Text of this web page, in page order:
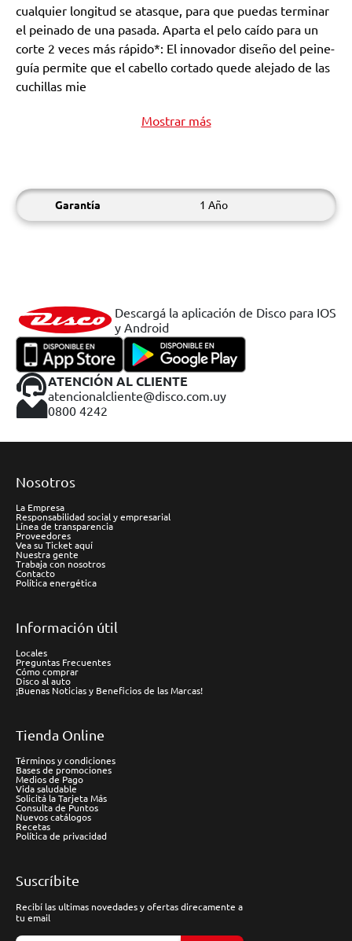
cualquier longitud se atasque, para que puedas terminar
el peinado de una pasada. Aparta el pelo caído para un
corte 2 veces más rápido*: El innovador diseño del peine-
guía permite que el cabello cortado quede alejado de las
cuchillas mie
Mostrar más
Garantía 1 Año
Descargá la aplicación de Disco para IOS
y Android
ATENCIÓN AL CLIENTE
atencionalcliente@disco.com.uy
0800 4242
Nosotros
La Empresa
Responsabilidad social y empresarial
Línea de transparencia
Proveedores
Vea su Ticket aquí
Nuestra gente
Trabaja con nosotros
Contacto
Política energética
Información útil
Locales
Preguntas Frecuentes
Cómo comprar
Disco al auto
¡Buenas Noticias y Beneficios de las Marcas!
Tienda Online
Términos y condiciones
Bases de promociones
Medios de Pago
Vida saludable
Solicitá la Tarjeta Más
Consulta de Puntos
Nuevos catálogos
Recetas
Política de privacidad
Suscríbite
Recibí las ultimas novedades y ofertas direcamente a
tu email